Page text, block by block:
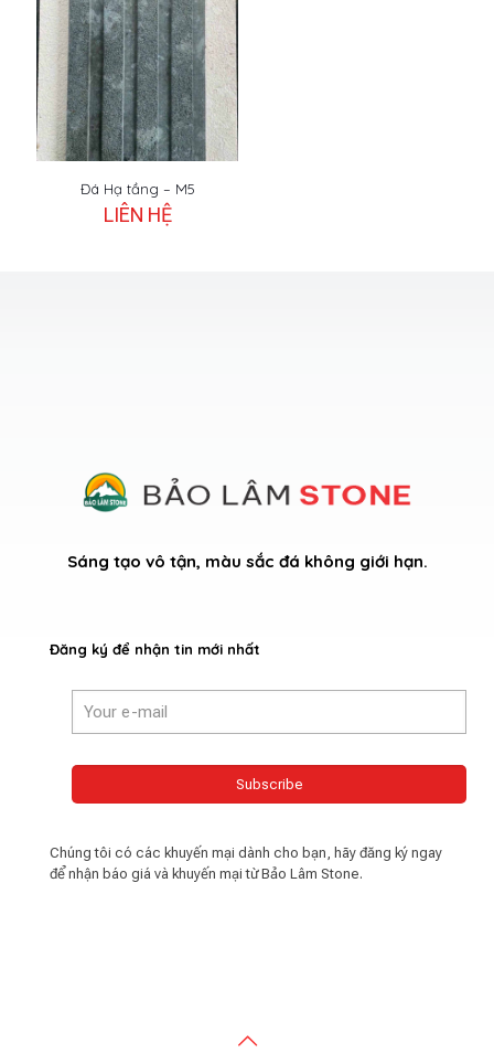
Đá Hạ tầng – M5
LIÊN HỆ
Sáng tạo vô tận, màu sắc đá không giới hạn.
Đăng ký để nhận tin mới nhất
Chúng tôi có các khuyến mại dành cho bạn, hãy đăng ký ngay
để nhận báo giá và khuyến mại từ Bảo Lâm Stone.